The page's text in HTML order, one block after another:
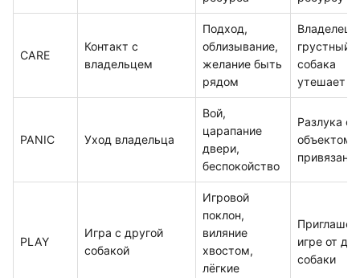
CARE
Контакт с
владельцем
Подход,
облизывание,
желание быть
рядом
Владелец
грустный,
собака
утешает
PANIC Уход владельца
Вой,
царапание
двери,
беспокойство
Разлука с
объектом
PLAY
Игра с другой
собакой
Игровой
поклон,
виляние
хвостом,
лёгкие
игре от
собаки